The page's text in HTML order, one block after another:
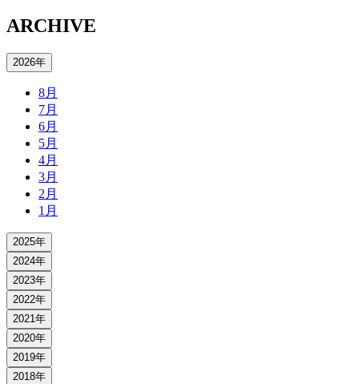
ARCHIVE
2026年
8月
7月
6月
5月
4月
3月
2月
1月
2025年
2024年
2023年
2022年
2021年
2020年
2019年
2018年